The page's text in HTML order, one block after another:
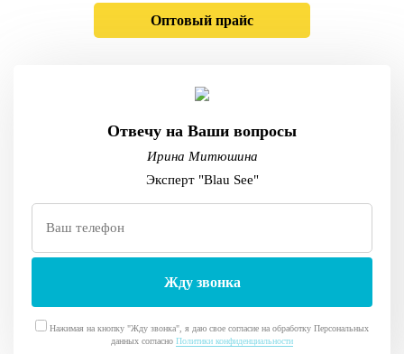
Оптовый прайс
Отвечу на Ваши вопросы
Ирина Митюшина
Эксперт "Blau See"
Нажимая на кнопку "Жду звонка", я даю свое согласие на обработку Персональных
данных согласно Политики конфиденциальности